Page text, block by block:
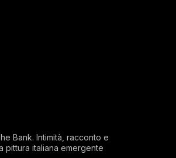
Bank. Intimità, racconto e
pittura italiana emergente